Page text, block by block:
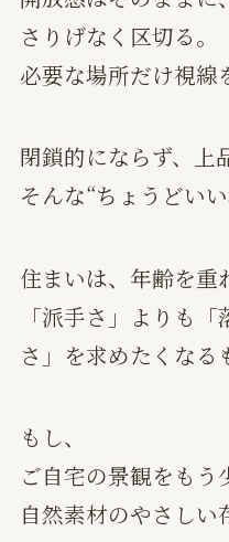
さりげなく区切る。
必要な場所だけ視線
閉鎖的にならず、上
そんな“ちょうどい
住まいは、年齢を重
「派手さ」よりも
さ」を求めたくなる
もし、
ご自宅の景観をもう
自然素材のやさしい